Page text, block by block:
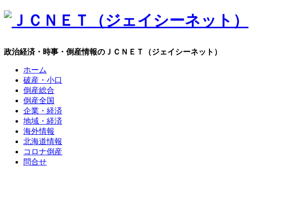
政治経済・時事・倒産情報のＪＣＮＥＴ（ジェイシーネット）
ホーム
破産・小口
倒産総合
倒産全国
企業・経済
地域・経済
海外情報
北海道情報
コロナ倒産
問合せ